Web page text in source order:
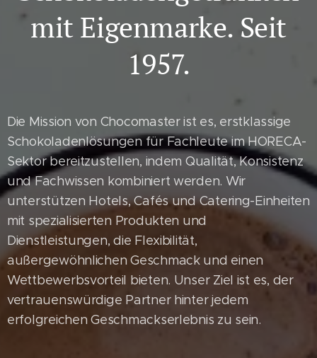
mit Eigenmarke. Seit
1957.
Die Mission von Chocomaster ist es, erstklassige
Schokoladenlösungen für Fachleute im HORECA-
Sektor bereitzustellen, indem Qualität, Konsistenz
und Fachwissen kombiniert werden. Wir
unterstützen Hotels, Cafés und Catering-Einheiten
mit spezialisierten Produkten und
Dienstleistungen, die Flexibilität,
außergewöhnlichen Geschmack und einen
Wettbewerbsvorteil bieten. Unser Ziel ist es, der
vertrauenswürdige Partner hinter jedem
erfolgreichen Geschmackserlebnis zu sein.